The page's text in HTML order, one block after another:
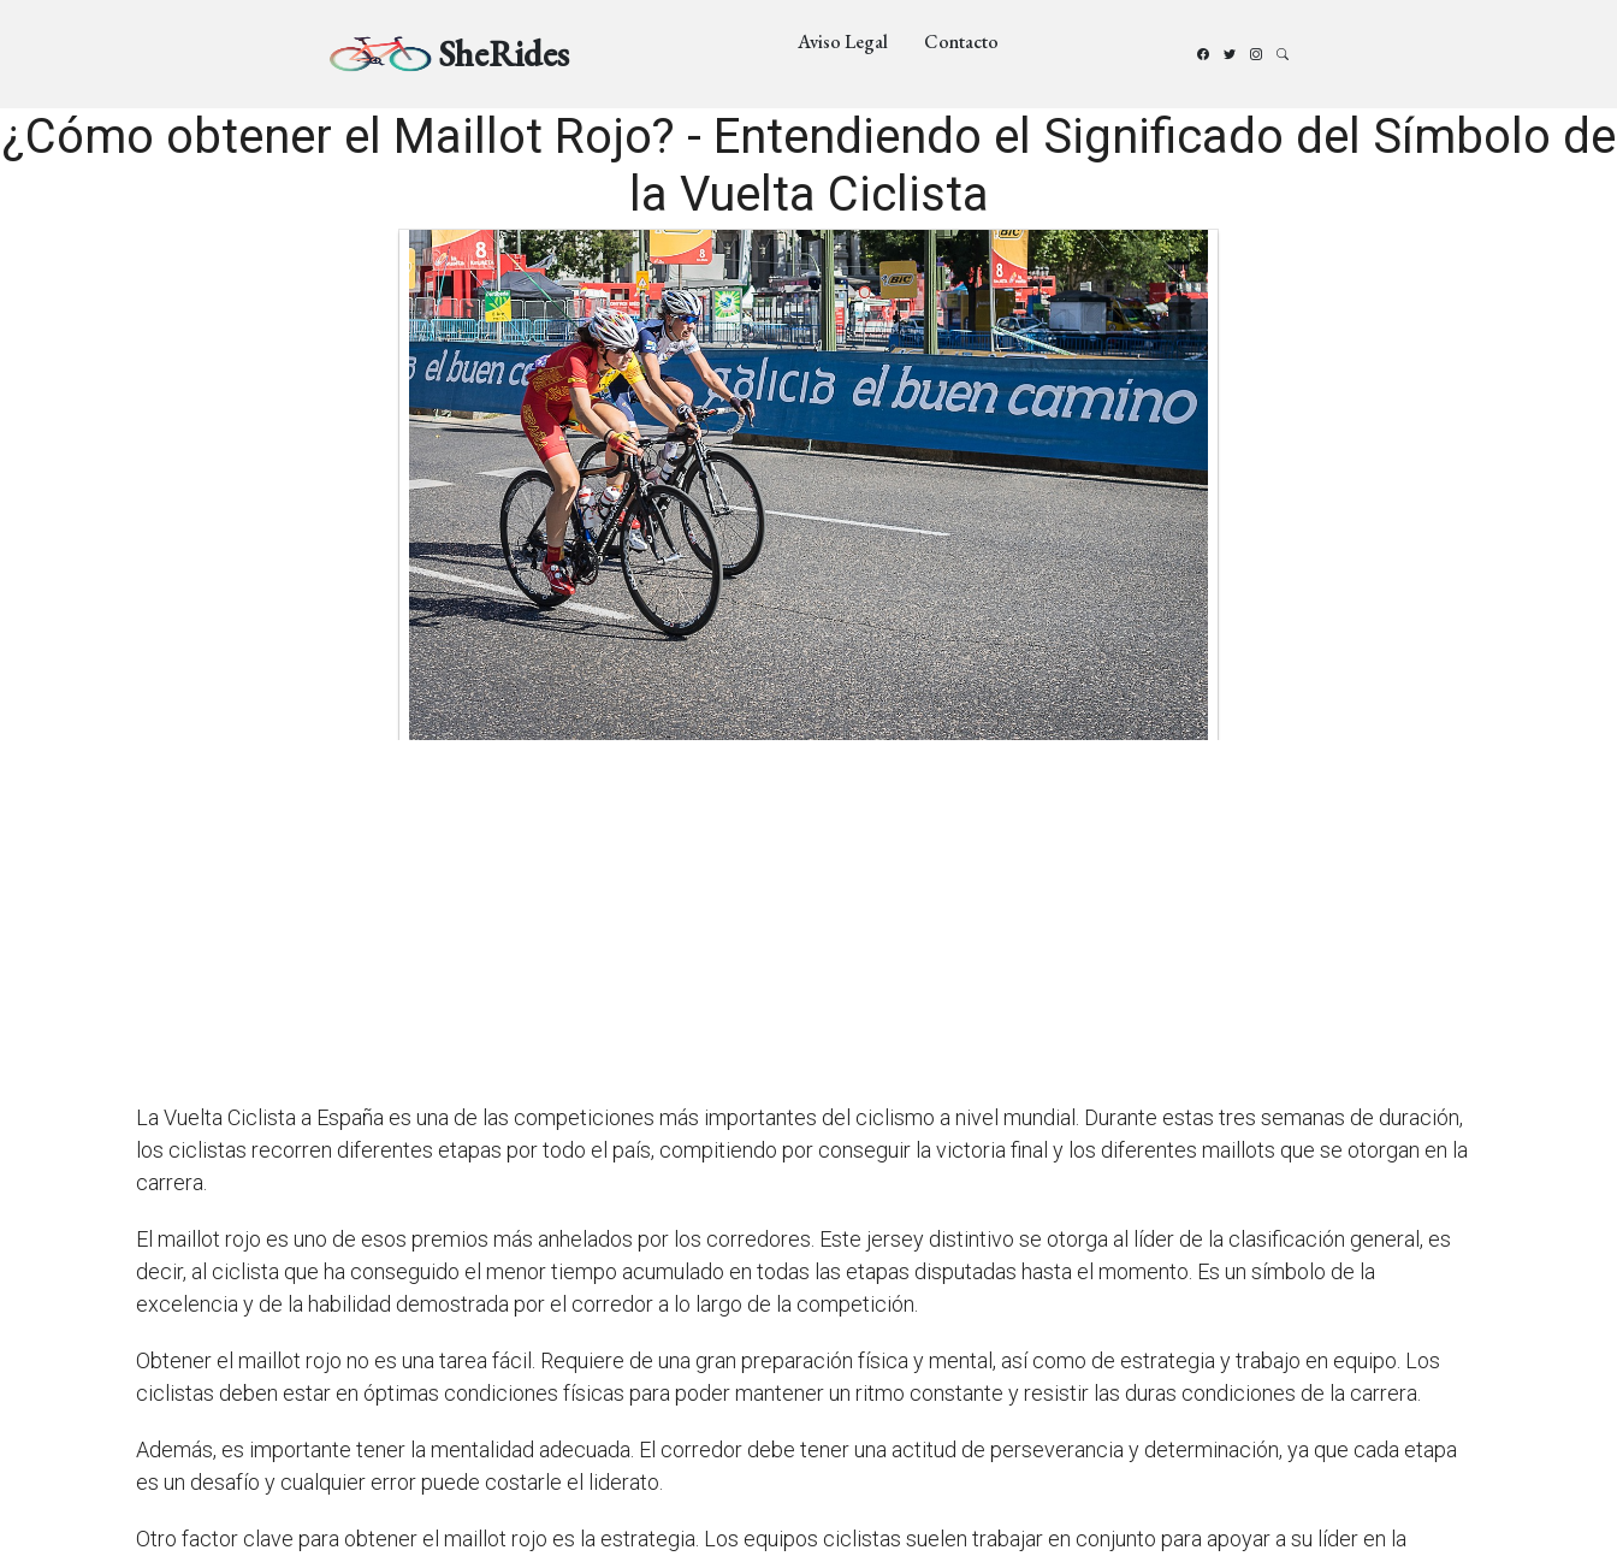
SheRides Aviso Legal Contacto
¿Cómo obtener el Maillot Rojo? - Entendiendo el Significado del Símbolo de
la Vuelta Ciclista
La Vuelta Ciclista a España es una de las competiciones más importantes del ciclismo a nivel mundial. Durante estas tres semanas de duración,
los ciclistas recorren diferentes etapas por todo el país, compitiendo por conseguir la victoria final y los diferentes maillots que se otorgan en la
carrera.
El maillot rojo es uno de esos premios más anhelados por los corredores. Este jersey distintivo se otorga al líder de la clasificación general, es
decir, al ciclista que ha conseguido el menor tiempo acumulado en todas las etapas disputadas hasta el momento. Es un símbolo de la
excelencia y de la habilidad demostrada por el corredor a lo largo de la competición.
Obtener el maillot rojo no es una tarea fácil. Requiere de una gran preparación física y mental, así como de estrategia y trabajo en equipo. Los
ciclistas deben estar en óptimas condiciones físicas para poder mantener un ritmo constante y resistir las duras condiciones de la carrera.
Además, es importante tener la mentalidad adecuada. El corredor debe tener una actitud de perseverancia y determinación, ya que cada etapa
es un desafío y cualquier error puede costarle el liderato.
Otro factor clave para obtener el maillot rojo es la estrategia. Los equipos ciclistas suelen trabajar en conjunto para apoyar a su líder en la